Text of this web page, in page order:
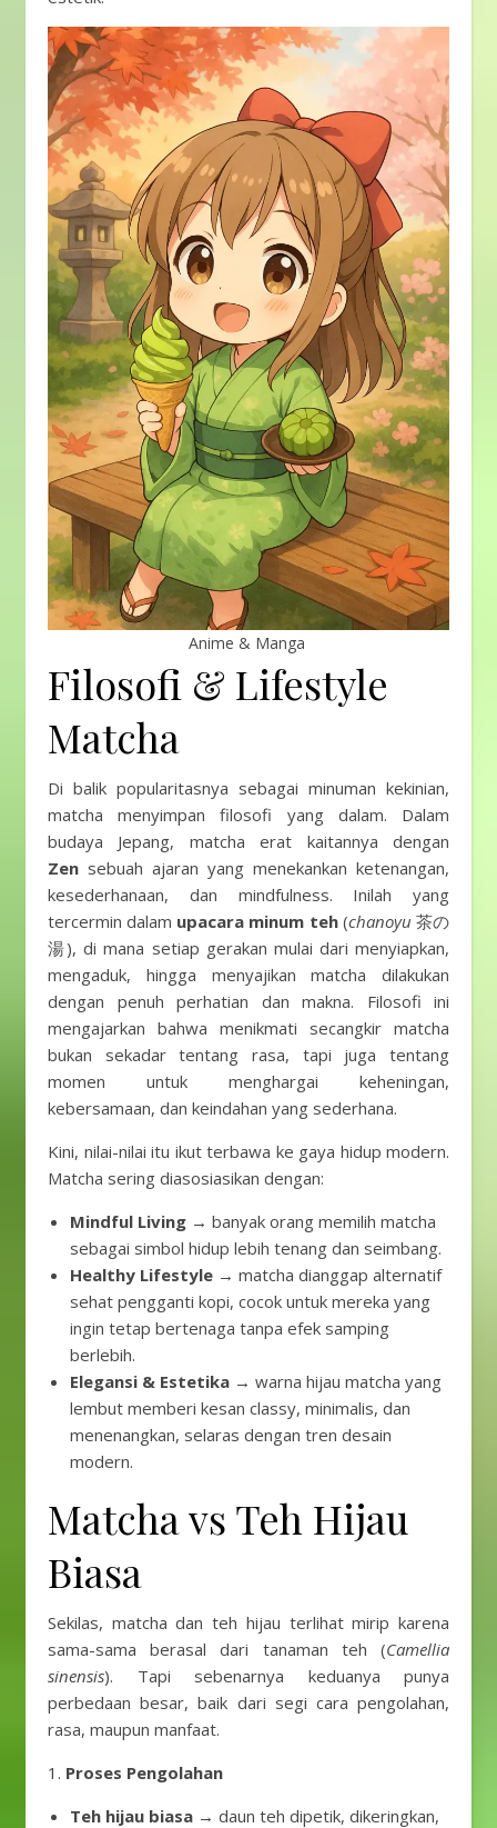
Anime & Manga
Filosofi & Lifestyle
Matcha
Di balik popularitasnya sebagai minuman kekinian,
matcha menyimpan filosofi yang dalam. Dalam
budaya Jepang, matcha erat kaitannya dengan
Zen sebuah ajaran yang menekankan ketenangan,
kesederhanaan, dan mindfulness. Inilah yang
tercermin dalam upacara minum teh(chanoyu 茶の
湯), di mana setiap gerakan mulai dari menyiapkan,
mengaduk, hingga menyajikan matcha dilakukan
dengan penuh perhatian dan makna. Filosofi ini
mengajarkan bahwa menikmati secangkir matcha
bukan sekadar tentang rasa, tapi juga tentang
momen untuk menghargai keheningan,
kebersamaan, dan keindahan yang sederhana.
Kini, nilai-nilai itu ikut terbawa ke gaya hidup modern.
Matcha sering diasosiasikan dengan:
Mindful Living → banyak orang memilih matcha
sebagai simbol hidup lebih tenang dan seimbang.
Healthy Lifestyle → matcha dianggap alternatif
sehat pengganti kopi, cocok untuk mereka yang
ingin tetap bertenaga tanpa efek samping
berlebih.
Elegansi & Estetika → warna hijau matcha yang
lembut memberi kesan classy, minimalis, dan
menenangkan, selaras dengan tren desain
modern.
Matcha vs Teh Hijau
Biasa
Sekilas, matcha dan teh hijau terlihat mirip karena
sama-sama berasal dari tanaman teh (Camellia
sinensis). Tapi sebenarnya keduanya punya
perbedaan besar, baik dari segi cara pengolahan,
rasa, maupun manfaat.
1. Proses Pengolahan
Teh hijau biasa → daun teh dipetik, dikeringkan,